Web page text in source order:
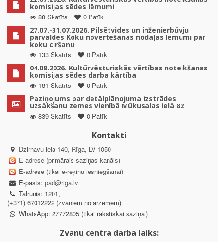
komisijas sēdes lēmumi
88 Skatīts
0 Patīk
27.07.-31.07.2026. Pilsētvides un inženierbūvju
pārvaldes Koku novērtēšanas nodaļas lēmumi par
koku ciršanu
133 Skatīts
0 Patīk
04.08.2026. Kultūrvēsturiskās vērtības noteikšanas
komisijas sēdes darba kārtība
181 Skatīts
0 Patīk
Paziņojums par detālplānojuma izstrādes
uzsākšanu zemes vienībā Mūkusalas ielā 82
839 Skatīts
0 Patīk
Kontakti
Dzirnavu iela 140, Rīga, LV-1050
E-adrese (primārais saziņas kanāls)
E-adrese (tikai e-rēķinu iesniegšanai)
E-pasts: pad@riga.lv
Tālrunis: 1201,
(+371) 67012222 (zvaniem no ārzemēm)
WhatsApp: 27772805 (tikai rakstiskai saziņai)
Zvanu centra darba laiks: